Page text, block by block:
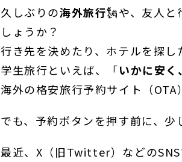
久しぶりの海外旅行🗽や、友人と
しょうか？
行き先を決めたり、ホテルを探し
学生旅行といえば、「いかに安
海外の格安旅行予約サイト（
でも、予約ボタンを押す前に、少
最近、X（旧Twitter）などのSNS